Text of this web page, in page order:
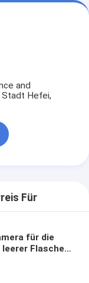
and
Stadt Hefei,
Für
für die
Flaschen